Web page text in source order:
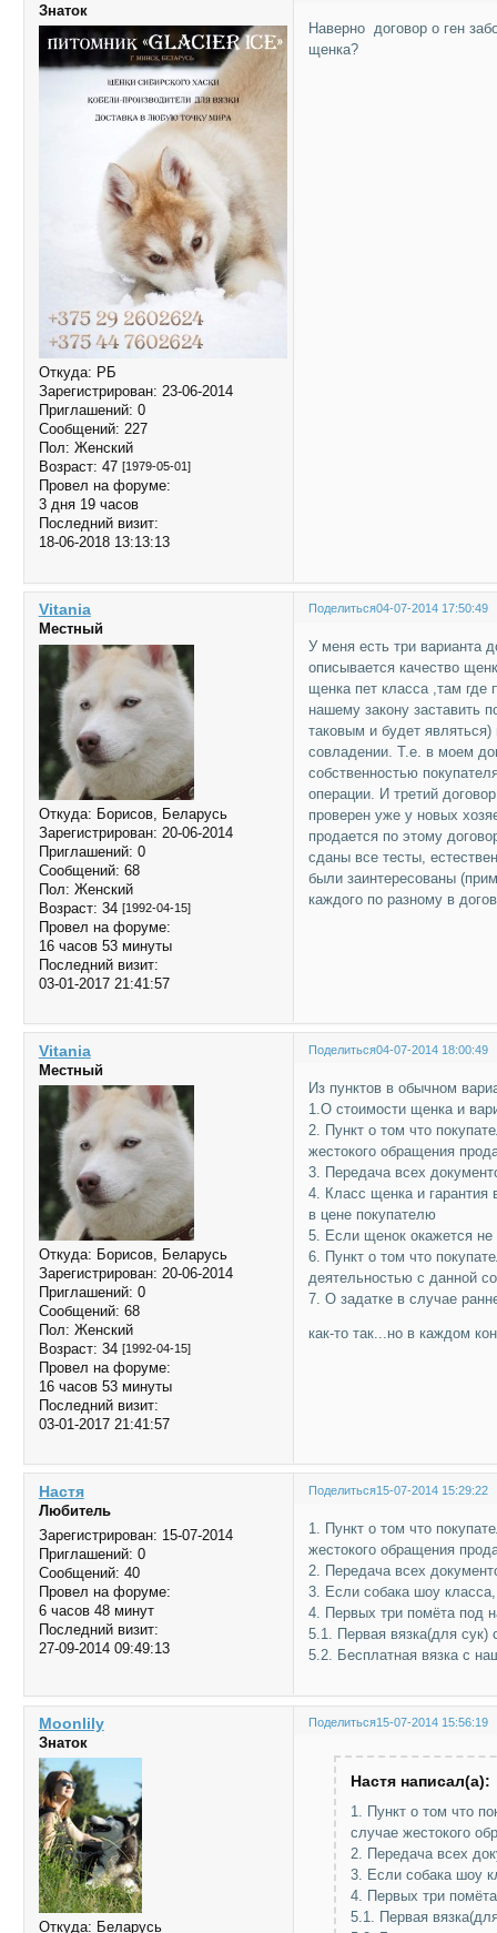
Знаток
Откуда: РБ
Зарегистрирован: 23-06-2014
Приглашений: 0
Сообщений: 227
Пол: Женский
Возраст: 47 [1979-05-01]
Провел на форуме:
3 дня 19 часов
Последний визит:
18-06-2018 13:13:13
Наверно договор о ген
щенка?
Поделиться04-07-2014 17:50:49
Vitania
Местный
Откуда: Борисов, Беларусь
Зарегистрирован: 20-06-2014
Приглашений: 0
Сообщений: 68
Пол: Женский
Возраст: 34 [1992-04-15]
Провел на форуме:
16 часов 53 минуты
Последний визит:
03-01-2017 21:41:57
У меня есть три варианта
описывается качество
щенка пет класса ,там где
нашему закону заставить
таковым и будет
совладении. Т.е. в моем
собственностью
операции. И третий
проверен уже у новых
продается по этому
сданы все тесты,
были заинтересованы
каждого по разному в
Поделиться04-07-2014 18:00:49
Vitania
Местный
Откуда: Борисов, Беларусь
Зарегистрирован: 20-06-2014
Приглашений: 0
Сообщений: 68
Пол: Женский
Возраст: 34 [1992-04-15]
Провел на форуме:
16 часов 53 минуты
Последний визит:
03-01-2017 21:41:57
Из пунктов в обычном
1.О стоимости щенка и
2. Пункт о том что
жестокого обращения
3. Передача всех
4. Класс щенка и гарантия
в цене покупателю
5. Если щенок окажется не
6. Пункт о том что
деятельностью с данной
7. О задатке в случае
как-то так...но в каждом
Поделиться15-07-2014 15:29:22
Настя
Любитель
Зарегистрирован: 15-07-2014
Приглашений: 0
Сообщений: 40
Провел на форуме:
6 часов 48 минут
Последний визит:
27-09-2014 09:49:13
1. Пункт о том что
жестокого обращения
2. Передача всех
3. Если собака шоу
4. Первых три помёта под
5.1. Первая вязка(для
5.2. Бесплатная вязка с
Поделиться15-07-2014 15:56:19
Moonlily
Знаток
Откуда: Беларусь
Настя написал(а):
1. Пункт о том что
случае жестокого
2. Передача всех
3. Если собака шоу
4. Первых три
5.1. Первая